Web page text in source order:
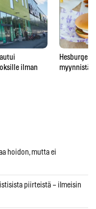
ilman
myynnistä
hoidon, mutta ei
piirteistä – ilmeisin